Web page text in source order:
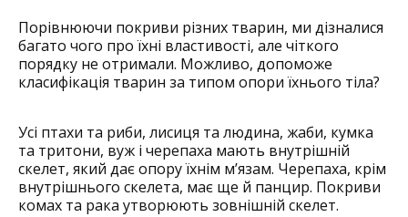
Порівнюючи покриви різних тварин, ми дізналися
багато чого про їхні властивості, але чіткого
порядку не отримали. Можливо, допоможе
класифікація тварин за типом опори їхнього тіла?
Усі птахи та риби, лисиця та людина, жаби, кумка
та тритони, вуж і черепаха мають внутрішній
скелет, який дає опору їхнім м’язам. Черепаха, крім
внутрішнього скелета, має ще й панцир. Покриви
комах та рака утворюють зовнішній скелет.